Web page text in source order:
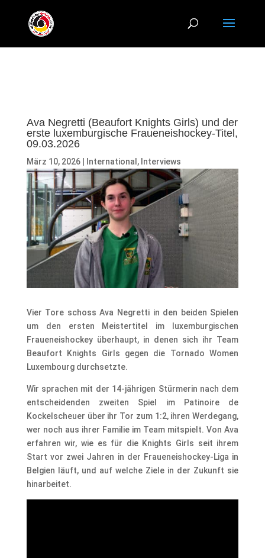
Ava Negretti (Beaufort Knights Girls) und der
erste luxemburgische Fraueneishockey-Titel,
09.03.2026
März 10, 2026| International , Interviews
​Vier Tore schoss Ava Negretti in den beiden Spielen
um den ersten Meistertitel im luxemburgischen
Fraueneishockey überhaupt, in denen sich ihr Team
Beaufort Knights Girls gegen die Tornado Women
Luxembourg durchsetzte.
Wir sprachen mit der 14-jährigen Stürmerin nach dem
entscheidenden zweiten Spiel im Patinoire de
Kockelscheuer über ihr Tor zum 1:2, ihren Werdegang,
wer noch aus ihrer Familie im Team mitspielt. Von Ava
erfahren wir, wie es für die Knights Girls seit ihrem
Start vor zwei Jahren in der Fraueneishockey-Liga in
Belgien läuft, und auf welche Ziele in der Zukunft sie
hinarbeitet.